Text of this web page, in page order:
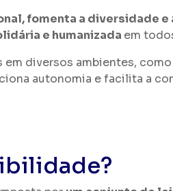
fomenta a diversidade
e humanizada em
diversos ambientes,
autonomia e facilita a